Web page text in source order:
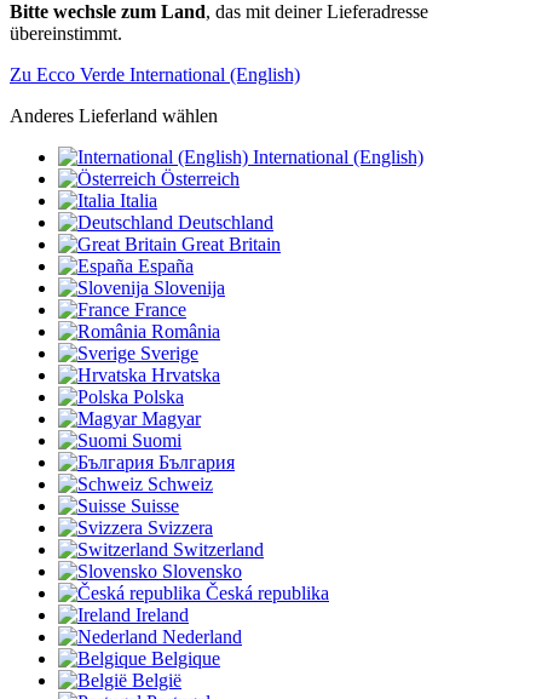
Bitte wechsle zum Land, das mit deiner Lieferadresse
übereinstimmt.
Zu Ecco Verde International (English)
Anderes Lieferland wählen
International (English)
Österreich
Italia
Deutschland
Great Britain
España
Slovenija
France
România
Sverige
Hrvatska
Polska
Magyar
Suomi
България
Schweiz
Suisse
Svizzera
Switzerland
Slovensko
Česká republika
Ireland
Nederland
Belgique
België